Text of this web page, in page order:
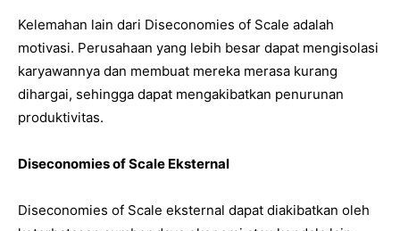
Kelemahan lain dari Diseconomies of Scale adalah
motivasi. Perusahaan yang lebih besar dapat mengisolasi
karyawannya dan membuat mereka merasa kurang
dihargai, sehingga dapat mengakibatkan penurunan
produktivitas.
Diseconomies of Scale Eksternal
Diseconomies of Scale eksternal dapat diakibatkan oleh